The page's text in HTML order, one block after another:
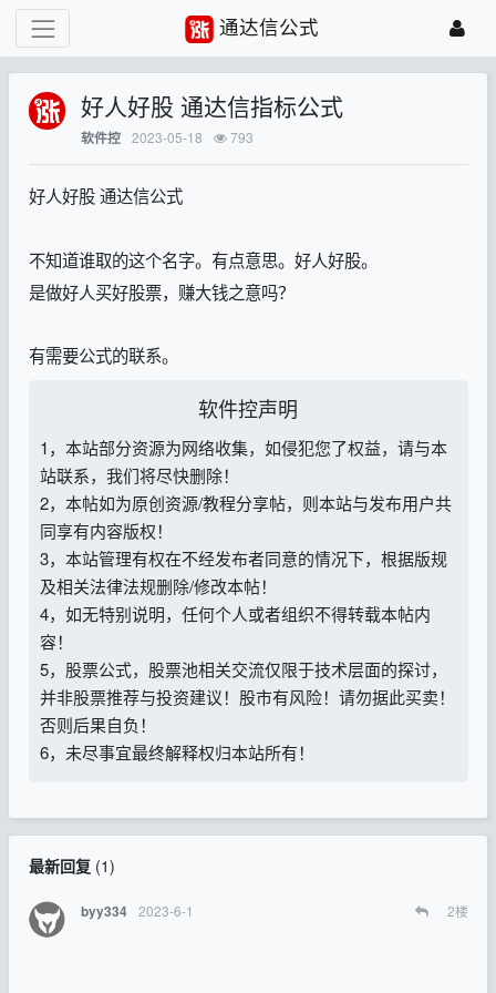
通达信公式
好人好股 通达信指标公式
软件控 2023-05-18 793
好人好股 通达信公式
不知道谁取的这个名字。有点意思。好人好股。
是做好人买好股票，赚大钱之意吗？
有需要公式的联系。
软件控声明
1，本站部分资源为网络收集，如侵犯您了权益，请与本
站联系，我们将尽快删除！
2，本帖如为原创资源/教程分享帖，则本站与发布用户共
同享有内容版权！
3，本站管理有权在不经发布者同意的情况下，根据版规
及相关法律法规删除/修改本帖！
4，如无特别说明，任何个人或者组织不得转载本帖内
容！
5，股票公式，股票池相关交流仅限于技术层面的探讨，
并非股票推荐与投资建议！股市有风险！请勿据此买卖！
否则后果自负！
6，未尽事宜最终解释权归本站所有！
最新回复(1)
byy334 2023-6-1 2楼